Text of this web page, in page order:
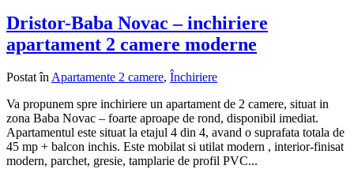
Dristor-Baba Novac – inchiriere
apartament 2 camere moderne
Postat înApartamente 2 camere, Închiriere
Va propunem spre inchiriere un apartament de 2 camere, situat in
zona Baba Novac – foarte aproape de rond, disponibil imediat.
Apartamentul este situat la etajul 4 din 4, avand o suprafata totala de
45 mp + balcon inchis. Este mobilat si utilat modern , interior-finisat
modern, parchet, gresie, tamplarie de profil PVC...